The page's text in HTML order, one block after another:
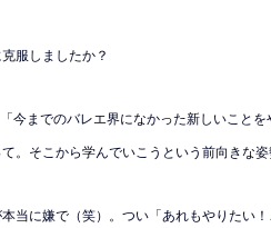
服しましたか？
今までのバレエ界になかった新しいこと
。そこから学んでいこうという前向きな姿
に嫌で（笑）。つい「あれもやりたい！